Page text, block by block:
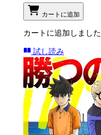
カートに追加
カートに追加しました
試し読み